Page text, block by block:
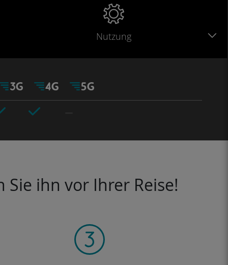
Nutzung
ihn vor Ihrer Reise!